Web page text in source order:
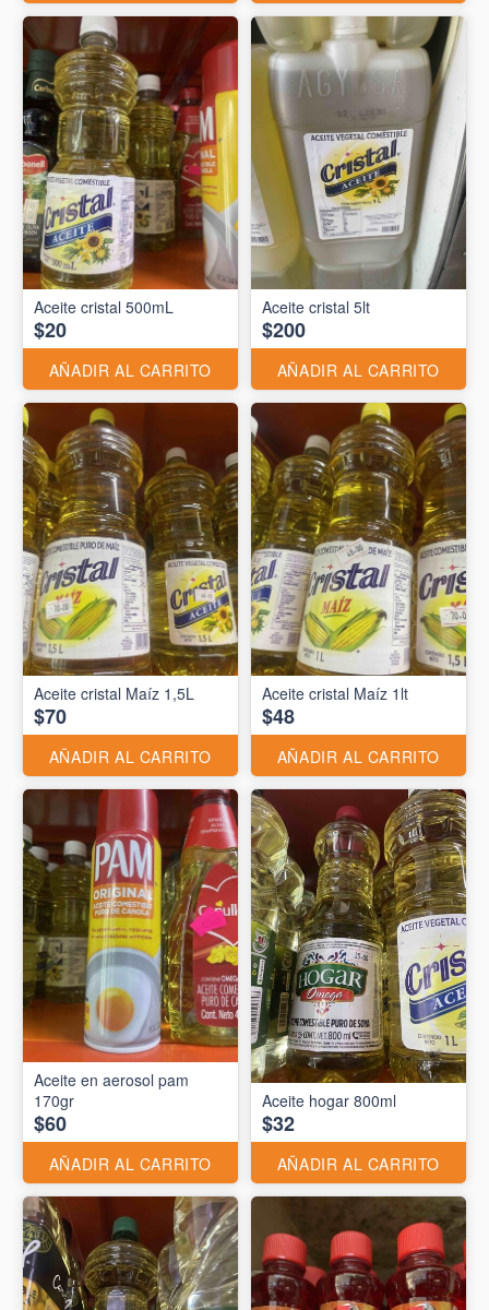
Aceite cristal 500mL
$20
AÑADIR AL CARRITO
Aceite cristal 5lt
$200
AÑADIR AL CARRITO
Aceite cristal Maíz 1,5L
$70
AÑADIR AL CARRITO
Aceite cristal Maíz 1lt
$48
AÑADIR AL CARRITO
Aceite en aerosol pam
170gr
$60
AÑADIR AL CARRITO
Aceite hogar 800ml
$32
AÑADIR AL CARRITO